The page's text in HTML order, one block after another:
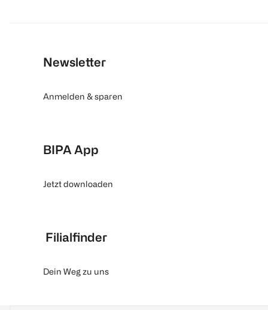
Newsletter
Anmelden & sparen
BIPA App
Jetzt downloaden
Filialfinder
Dein Weg zu uns